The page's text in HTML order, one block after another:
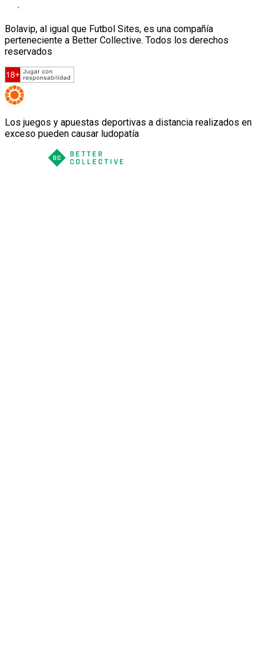
Bolavip, al igual que Futbol Sites, es una compañía
perteneciente a Better Collective. Todos los derechos
reservados
Los juegos y apuestas deportivas a distancia realizados en
exceso pueden causar ludopatía